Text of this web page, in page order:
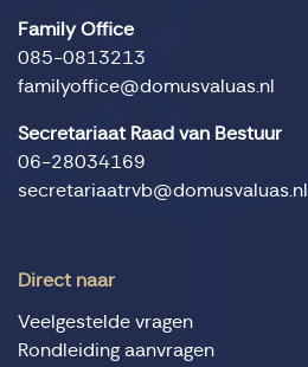
Family Office
085-0813213
familyoffice@domusvaluas.nl
Secretariaat Raad van Bestuur
06-28034169
secretariaatrvb@domusvaluas.nl
Direct naar
Veelgestelde vragen
Rondleiding aanvragen